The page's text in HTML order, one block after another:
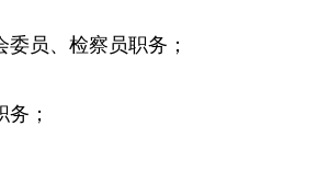
员、检察员职务；
；